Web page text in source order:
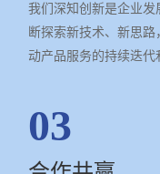
我们深知创新是企业
断探索新技术、新思
动产品服务的持续迭代
03